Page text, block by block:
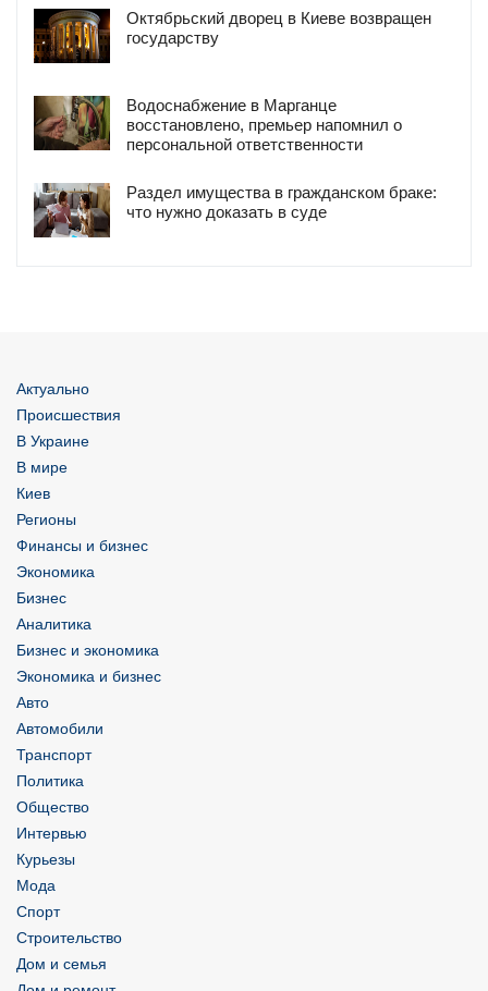
Октябрьский дворец в Киеве возвращен
государству
Водоснабжение в Марганце
восстановлено, премьер напомнил о
персональной ответственности
Раздел имущества в гражданском браке:
что нужно доказать в суде
Актуально
Происшествия
В Украине
В мире
Киев
Регионы
Финансы и бизнес
Экономика
Бизнес
Аналитика
Бизнес и экономика
Экономика и бизнес
Авто
Автомобили
Транспорт
Политика
Общество
Интервью
Курьезы
Мода
Спорт
Строительство
Дом и семья